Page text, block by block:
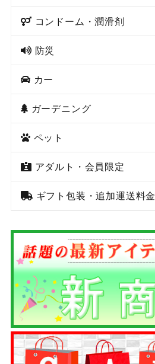
コンドーム・潤滑剤
防災
カー
ガーデニング
ペット
アダルト・会員限定
ギフト包装・追加運送料金